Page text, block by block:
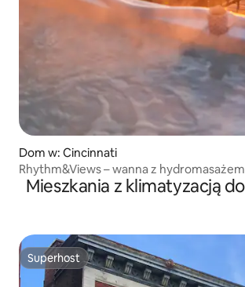
Dom w: Cincinnati
Rhythm&Views – wanna z
rzekę w Mt. Adams!
Mieszkania z klimatyzacją
Superhost
Superhost